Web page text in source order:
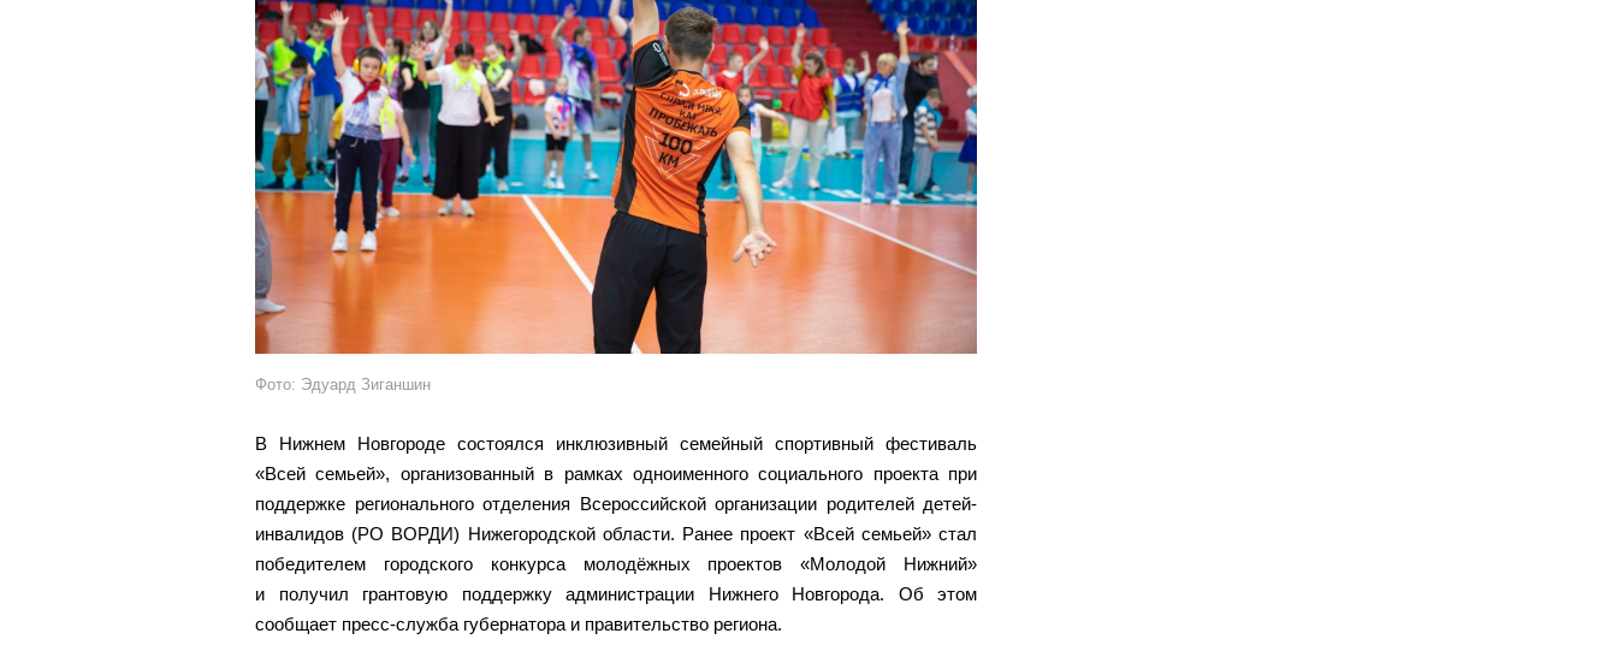
Фото: Эдуард Зиганшин
В Нижнем Новгороде состоялся инклюзивный семейный спортивный фестиваль
«Всей семьей», организованный в рамках одноименного социального проекта при
поддержке регионального отделения Всероссийской организации родителей детей-
инвалидов (РО ВОРДИ) Нижегородской области. Ранее проект «Всей семьей» стал
победителем городского конкурса молодёжных проектов «Молодой Нижний»
и получил грантовую поддержку администрации Нижнего Новгорода. Об этом
сообщает пресс-служба губернатора и правительство региона.